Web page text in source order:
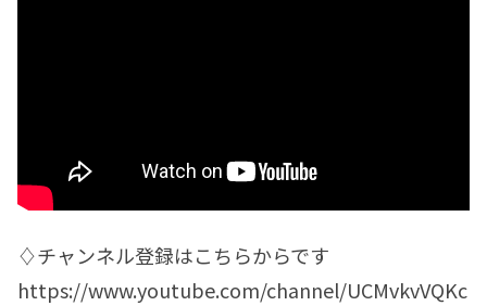
♢チャンネル登録はこちらからです
https://www.youtube.com/channel/UCMvkvVQKc